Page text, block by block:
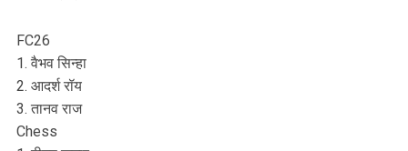
FC26
1. वैभव सिन्हा
2. आदर्श रॉय
3. तानव राज
Chess